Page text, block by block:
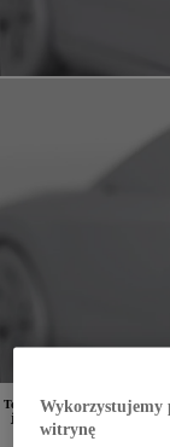
Toyota planuje wykorzystywać
jak wodorowe rozwiązania
Wykorzystujemy
witrynę